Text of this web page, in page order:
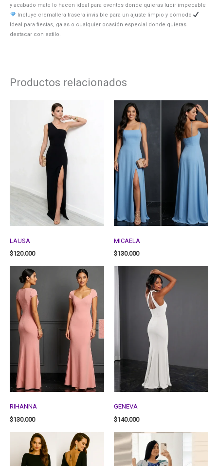
y acabado mate lo hacen ideal para eventos donde quieras lucir impecable
Incluye cremallera trasera invisible para un ajuste limpio y cómodo
Ideal para fiestas, galas o cualquier ocasión especial donde quieras
destacar con estilo.
Productos relacionados
LAUSA
$120.000
MICAELA
$130.000
RIHANNA
$130.000
GENEVA
$140.000